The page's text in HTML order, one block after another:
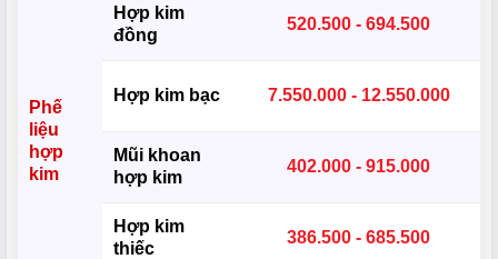
Phế
liệu
hợp
kim
Hợp kim
đồng
520.500 - 694.500
Hợp kim bạc 7.550.000 - 12.550.000
Mũi khoan
hợp kim
402.000 - 915.000
Hợp kim
thiếc
386.500 - 685.500